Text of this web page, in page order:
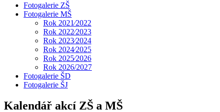
Fotogalerie ZŠ
Fotogalerie MŠ
Rok 2021⁄2022
Rok 2022⁄2023
Rok 2023⁄2024
Rok 2024⁄2025
Rok 2025⁄2026
Rok 2026/2027
Fotogalerie ŠD
Fotogalerie ŠJ
Kalendář akcí ZŠ a MŠ